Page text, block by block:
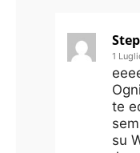
1
te
su